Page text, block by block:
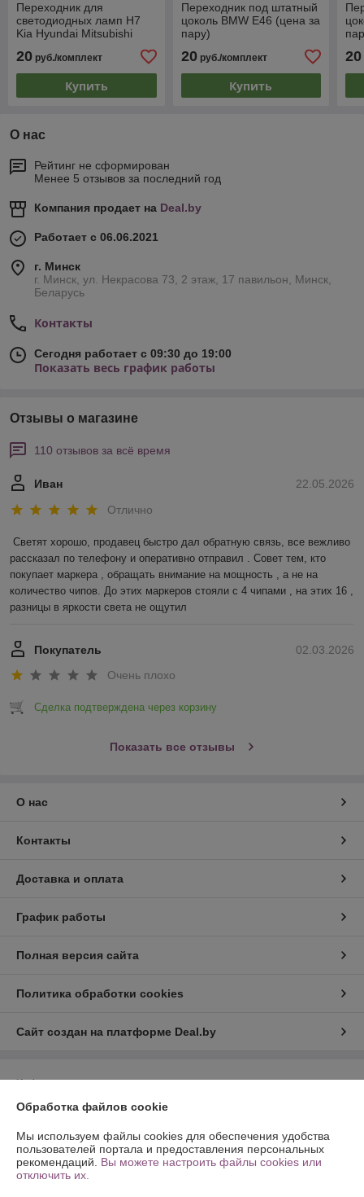
Переходник для
светодиодных ламп H7
Kia Hyundai Mitsubishi
20 руб./комплект
Купить
Переходник под штатный
цоколь BMW E46 (цена за
пару)
20руб./комплект
Купить
20
О нас
Рейтинг не сформирован
Менее 5 отзывов за последний год
Компания продает на Deal.by
Работает с 06.06.2021
г. Минск
г. Минск, ул. Некрасова 73, 2 этаж, 17 павильон, Минск,
Беларусь
Контакты
Сегодня работает с 09:30 до 19:00
Показать весь график работы
Отзывы о магазине
110 отзывов за всё время
22.05.2026
Иван
Отлично
Светят хорошо, продавец быстро дал обратную связь, все вежливо
рассказал по телефону и оперативно отправил . Совет тем, кто
покупает маркера , обращать внимание на мощность , а не на
количество чипов. До этих маркеров стояли с 4 чипами , на этих 16 ,
разницы в яркости света не ощутил
02.03.2026
Покупатель
Очень плохо
Сделка подтверждена через корзину
Показать все отзывы
О нас
Контакты
Доставка и оплата
График работы
Полная версия сайта
Политика обработки cookies
Сайт создан на платформе Deal.by
Информация для покупателя
Индивидуальный предприниматель:
г. Минск ул. Ландера 54 кв.47
Регистрационный номер ЕГР: 192031147
Обработка файлов cookie
Мы используем файлы cookies для обеспечения удобства
пользователей портала и предоставления персональных
рекомендаций. Вы можете настроить файлы cookies или
отключить их.